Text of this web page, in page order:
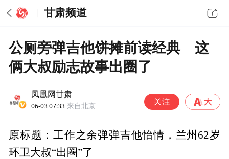
甘肃频道
公厕旁弹吉他饼摊前读经典 这
俩大叔励志故事出圈了
凤凰网甘肃
06-03 07:33 来自北京
原标题：工作之余弹弹吉他怡情，兰州62岁
环卫大叔“出圈”了